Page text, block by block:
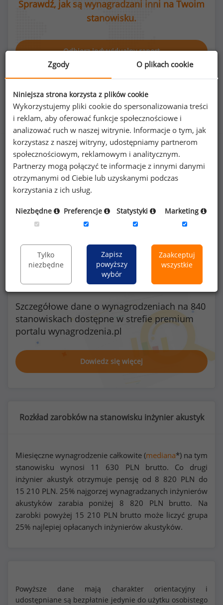
Sprawdź, jak są wynagradzani inni na Twoim
stanowisku.
Odbierz indywidualny raport
Rozkład płci na stanowisku inżynier akustyk
4% 96%
Mężczyźni
Szczegółowe dane o wynagrodzeniach na 840
stanowiskach dostępne w strefie premium
portalu wynagrodzenia.pl
Dowiedz się więcej
Rozkład zarobków na stanowisku inżynier akustyk
Miesięczne wynagrodzenie całkowite (mediana*) na tym
stanowisku wynosi 11 630 PLN brutto. Co drugi
inżynier akustyk otrzymuje pensję od 8 820 PLN do
15 210 PLN. 25% najgorzej wynagradzanych inżynierów
akustyków zarabia poniżej 8 820 PLN brutto. Na
zarobki powyżej 15 210 PLN brutto może liczyć grupa
25% najlepiej opłacanych inżynierów akustyków.
Powyższe dane mają charakter orientacyjny i
udostępniane są bezpłatnie jedynie do użytku osobistego
Zgody O plikach cookie
Niniejsza strona korzysta z plików cookie
Wykorzystujemy pliki cookie do spersonalizowania treści
i reklam, aby oferować funkcje społecznościowe i
analizować ruch w naszej witrynie. Informacje o tym, jak
korzystasz z naszej witryny, udostępniamy partnerom
społecznościowym, reklamowym i analitycznym.
Partnerzy mogą połączyć te informacje z innymi danymi
otrzymanymi od Ciebie lub uzyskanymi podczas
korzystania z ich usług.
Niezbędne Preferencje Statystyki Marketing
Tylko
niezbędne
Zapisz
powyższy
wybór
Zaakceptuj
wszystkie